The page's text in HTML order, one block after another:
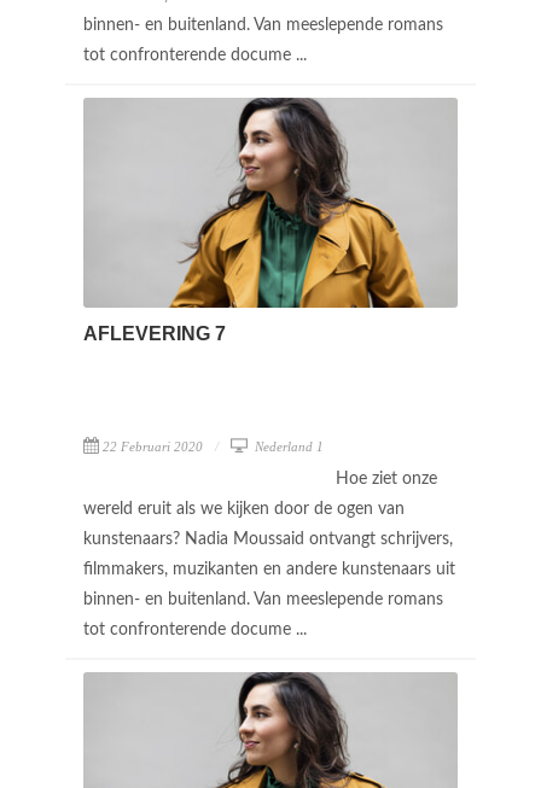
binnen- en buitenland. Van meeslepende romans
tot confronterende docume ...
AFLEVERING 7
22 Februari 2020 Nederland 1
Hoe ziet onze
wereld eruit als we kijken door de ogen van
kunstenaars? Nadia Moussaid ontvangt schrijvers,
filmmakers, muzikanten en andere kunstenaars uit
binnen- en buitenland. Van meeslepende romans
tot confronterende docume ...